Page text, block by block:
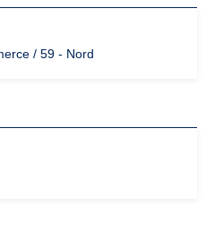
/ 59 - Nord